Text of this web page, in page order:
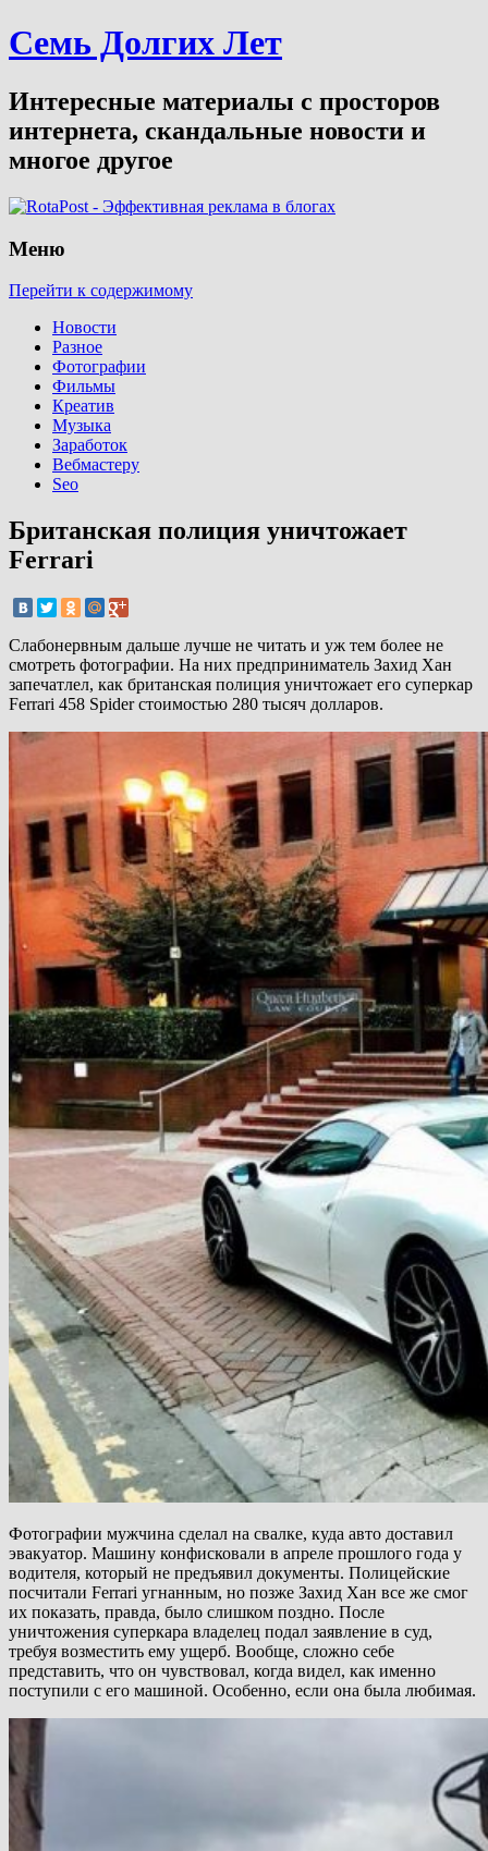
Семь Долгих Лет
Интересные материалы с просторов
интернета, скандальные новости и
многое другое
Меню
Перейти к содержимому
Новости
Разное
Фотографии
Фильмы
Креатив
Музыка
Заработок
Вебмастеру
Seo
Британская полиция уничтожает
Ferrari
Слабонервным дальше лучше не читать и уж тем более не
смотреть фотографии. На них предприниматель Захид Хан
запечатлел, как британская полиция уничтожает его суперкар
Ferrari 458 Spider стоимостью 280 тысяч долларов.
Фотографии мужчина сделал на свалке, куда авто доставил
эвакуатор. Машину конфисковали в апреле прошлого года у
водителя, который не предъявил документы. Полицейские
посчитали Ferrari угнанным, но позже Захид Хан все же смог
их показать, правда, было слишком поздно. После
уничтожения суперкара владелец подал заявление в суд,
требуя возместить ему ущерб. Вообще, сложно себе
представить, что он чувствовал, когда видел, как именно
поступили с его машиной. Особенно, если она была любимая.